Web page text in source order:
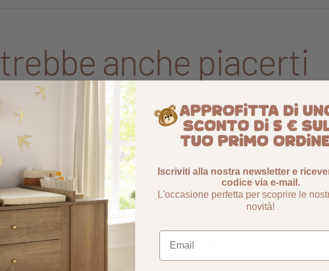
anche piacerti
Aggiungi ai preferiti
Rimuovi dai preferiti-50,02%
Iscriviti alla nostra newsletter e
codice via e-mail.
L'occasione perfetta per scoprire le
novità!